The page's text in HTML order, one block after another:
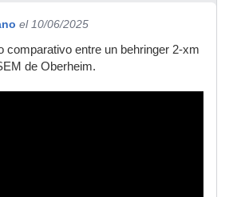
el 10/06/2025
comparativo entre un behringer 2-xm
de Oberheim.